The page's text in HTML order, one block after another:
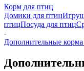
Корм для птиц
Домики для птиц
птицПосуда для птиц
-
Дополнительные